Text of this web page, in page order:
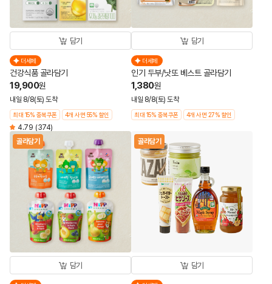
담기
더세페
건강식품 골라담기
19,900원
내일 8/8(토) 도착
최대 15% 중복쿠폰 4개 사면 55% 할인
4.79 (374)
담기
더세페
인기 두부/낫또 베스트 골라담기
1,380원
내일 8/8(토) 도착
최대 15% 중복쿠폰 4개 사면 27% 할인
골라담기
담기
골라담기
담기